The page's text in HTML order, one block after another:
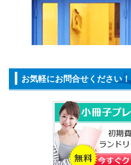
お気軽にお問合せください！